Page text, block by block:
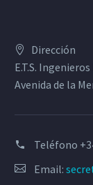
Dirección
E.T.S.
Avenida de la
Teléfono
Email: